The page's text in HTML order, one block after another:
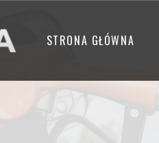
STRONA GŁÓWNA